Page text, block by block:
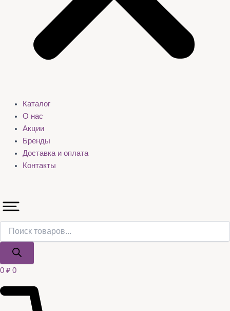
Каталог
О нас
Акции
Бренды
Доставка и оплата
Контакты
0 ₽ 0